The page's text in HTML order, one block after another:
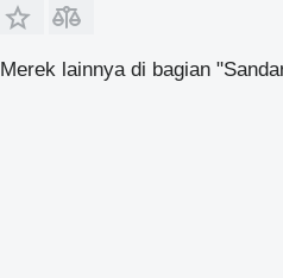
Merek lainnya di bagian